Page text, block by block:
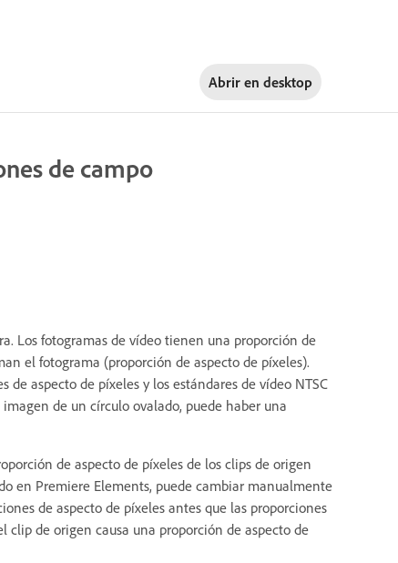
Abrir en desktop
de campo
Los fotogramas de vídeo tienen una proporción de
el fotograma (proporción de aspecto de píxeles).
aspecto de píxeles y los estándares de vídeo NTSC
de un círculo ovalado, puede haber una
de aspecto de píxeles de los clips de origen
en Premiere Elements, puede cambiar manualmente
de aspecto de píxeles antes que las proporciones
de origen causa una proporción de aspecto de